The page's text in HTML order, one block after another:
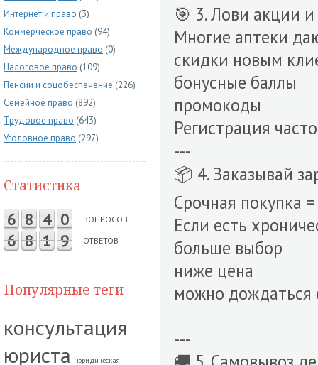
Интернет и право (3)
Коммерческое право (94)
Международное право (0)
Налоговое право (109)
Пенсии и соцобеспечение (226)
Семейное право (892)
Трудовое право (643)
Уголовное право (297)
Статистика
6 8 4 0 ВОПРОСОВ
6 8 1 9 ОТВЕТОВ
Популярные теги
консультация
юриста
юридическая
🎯 3. Лови акции
Многие аптеки
скидки новым
бонусные баллы
промокоды
Регистрация
---
📦 4. Заказывай
Срочная покупка
Если есть
больше выбор
ниже цена
можно дождаться
---